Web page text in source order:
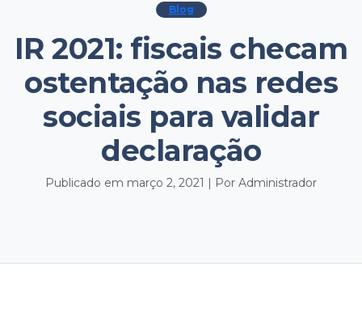
Blog
IR 2021: fiscais checam
ostentação nas redes
sociais para validar
declaração
Publicado em março 2, 2021 | Por Administrador